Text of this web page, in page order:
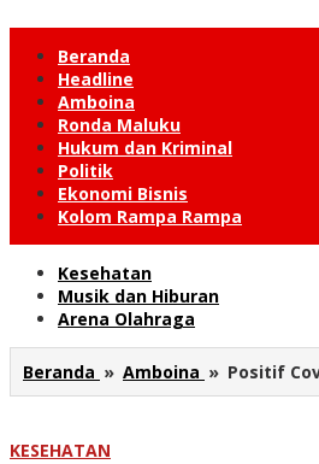
Beranda
Headline
Amboina
Ronda Maluku
Hukum dan Kriminal
Politik
Ekonomi Bisnis
Kolom Rampa Rampa
Kesehatan
Musik dan Hiburan
Arena Olahraga
Beranda » Amboina » Positif
KESEHATAN